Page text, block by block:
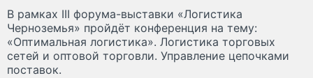
В рамках III форума-выставки «Логистика
Черноземья» пройдёт конференция на тему:
«Оптимальная логистика». Логистика торговых
сетей и оптовой торговли. Управление цепочками
поставок.